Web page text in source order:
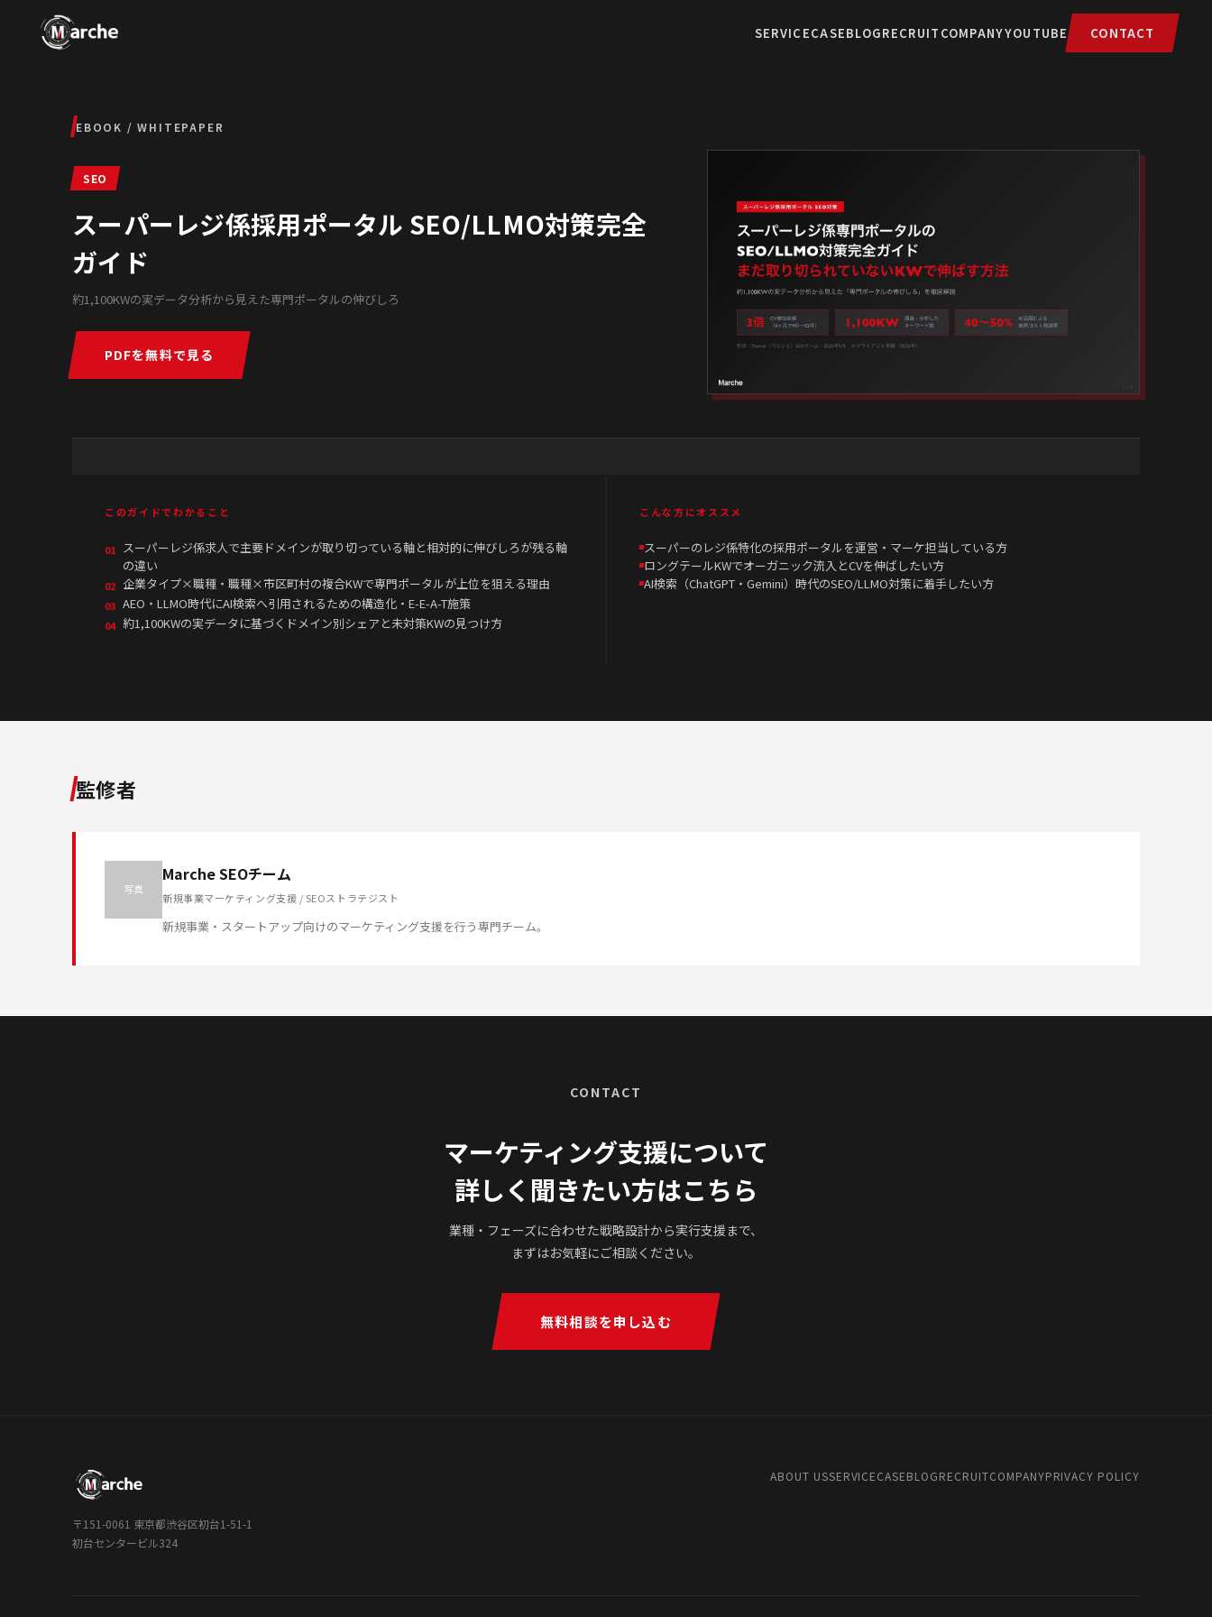
SERVICECASEBLOGRECRUIT COMPANYYOUTUBE CONTACT
EBOOK / WHITEPAPER
SEO
スーパーレジ係採用ポータル SEO/LLMO対策完全
ガイド
約1,100KWの実データ分析から見えた専門ポータルの伸びしろ
PDFを無料で見る
このガイドでわかること
01 スーパーレジ係求人で主要ドメインが取り切っている軸と相対的に伸びしろが残る軸
の違い
02 企業タイプ×職種・職種×市区町村の複合KWで専門ポータルが上位を狙える理由
03 AEO・LLMO時代にAI検索へ引用されるための構造化・E-E-A-T施策
04 約1,100KWの実データに基づくドメイン別シェアと未対策KWの見つけ方
こんな方にオススメ
スーパーのレジ係特化の採用ポータルを運営・マーケ担当している方
ロングテールKWでオーガニック流入とCVを伸ばしたい方
AI検索（ChatGPT・Gemini）時代のSEO/LLMO対策に着手したい方
監修者
写真
Marche SEOチーム
新規事業マーケティング支援 / SEOストラテジスト
新規事業・スタートアップ向けのマーケティング支援を行う専門チーム。
CONTACT
マーケティング支援について
詳しく聞きたい方はこちら
業種・フェーズに合わせた戦略設計から実行支援まで、
まずはお気軽にご相談ください。
無料相談を申し込む
〒151-0061 東京都渋谷区初台1-51-1
初台センタービル324
ABOUT USSERVICECASEBLOGRECRUITCOMPANYPRIVACY POLICY